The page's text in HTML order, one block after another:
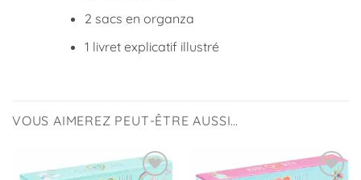
2 sacs en organza
1 livret explicatif illustré
VOUS AIMEREZ PEUT-ÊTRE AUSSI…